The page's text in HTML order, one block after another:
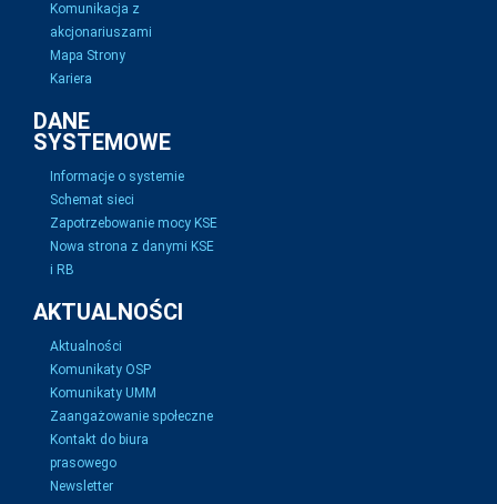
Komunikacja z
akcjonariuszami
Mapa Strony
Kariera
DANE
SYSTEMOWE
Informacje o systemie
Schemat sieci
Zapotrzebowanie mocy KSE
Nowa strona z danymi KSE
i RB
AKTUALNOŚCI
Aktualności
Komunikaty OSP
Komunikaty UMM
Zaangażowanie społeczne
Kontakt do biura
prasowego
Newsletter